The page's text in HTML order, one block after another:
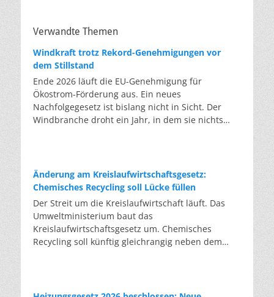
Verwandte Themen
Windkraft trotz Rekord-Genehmigungen vor
dem Stillstand
Ende 2026 läuft die EU-Genehmigung für
Ökostrom-Förderung aus. Ein neues
Nachfolgegesetz ist bislang nicht in Sicht. Der
Windbranche droht ein Jahr, in dem sie nichts
die Verfahren laufen heute deutlich schneller. Die
Halbjahresbilanz der Branche bestätigt dieses
Muster: So viele Windräder wie nie zuvor wurden
genehmigt, doch im ersten Halbjahr gingen netto
nur rund zwei Gigawatt ans Netz. Der Bestand
liegt damit bei etwa 70 Gigawatt. Das gesetzliche
Zwischenziel von 84 Gigawatt zum Jahresende ist
Änderung am Kreislaufwirtschaftsgesetz:
Chemisches Recycling soll Lücke füllen
Der Streit um die Kreislaufwirtschaft läuft. Das
Umweltministerium baut das
Kreislaufwirtschaftsgesetz um. Chemisches
Recycling soll künftig gleichrangig neben dem
Novelle des Kreislaufwirtschaftsgesetzes (KrWG)